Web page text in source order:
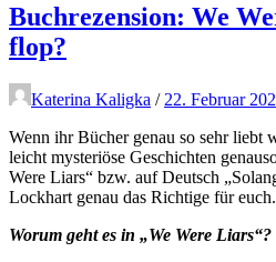
Buchrezension: We
flop?
Katerina Kaligka / 22. Februar
Wenn ihr Bücher genau so sehrliebt
leicht mysteriöse Geschichten
Were Liars“ bzw. auf Deutsch
Lockhart genau das Richtige für euch.
Worum geht es in „We Were Liars“?